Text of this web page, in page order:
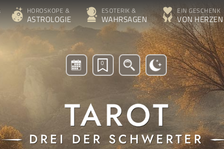
HOROSKOPE &
ASTROLOGIE
ESOTERIK &
WAHRSAGEN
EIN GESCHENK
VON HERZEN
0
DREI DER SCHWERTER